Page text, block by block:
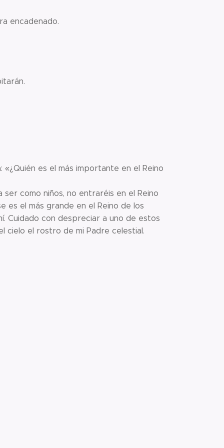
al pobre
a Sión,
Judá;
sus siervos,
es el más importante en el Reino
ser como niños, no entraréis en el Reino
es el más grande en el Reino de los
Cuidado con despreciar a uno de estos
cielo el rostro de mi Padre celestial.